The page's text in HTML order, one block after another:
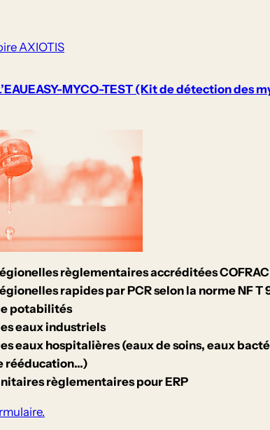
AXIOTIS
EASY-MYCO-TEST (Kit de détection des
règlementaires accréditées COFRAC
rapides par PCR selon la norme NF T
potabilités
eaux industriels
eaux hospitalières (eaux de soins, eaux
rééducation…)
règlementaires pour ERP